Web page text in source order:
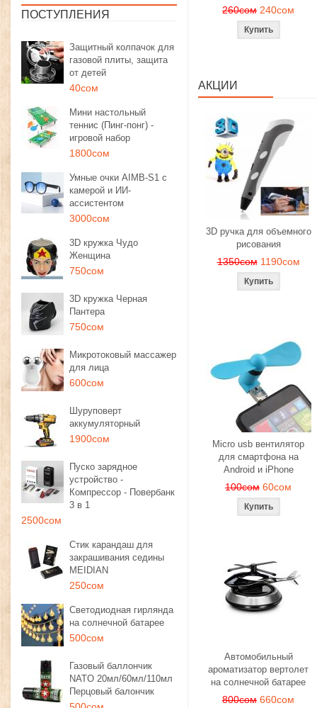
ПОСТУПЛЕНИЯ
Защитный колпачок для
газовой плиты, защита
от детей
40сом
Мини настольный
теннис (Пинг-понг) -
игровой набор
1800сом
Умные очки AIMB-S1 с
камерой и ИИ-
ассистентом
3000сом
3D кружка Чудо
Женщина
750сом
3D кружка Черная
Пантера
750сом
Микротоковый массажер
для лица
600сом
Шуруповерт
аккумуляторный
1900сом
Пуско зарядное
устройство -
Компрессор - Повербанк
3 в 1
2500сом
Стик карандаш для
закрашивания седины
MEIDIAN
250сом
Светодиодная гирлянда
на солнечной батарее
500сом
Газовый баллончик
NATO 20мл/60мл/110мл
Перцовый балончик
260сом 240сом
АКЦИИ
3D ручка для объемного
рисования
1350сом 1190сом
Micro usb вентилятор
для смартфона на
Android и iPhone
100сом 60сом
Автомобильный
ароматизатор вертолет
на солнечной батарее
800сом 660сом